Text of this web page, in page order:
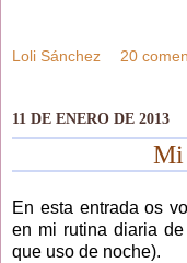
Loli Sánchez 20
11 DE ENERO DE 2013
Mi
En esta entrada os
en mi rutina diaria
que uso de noche).